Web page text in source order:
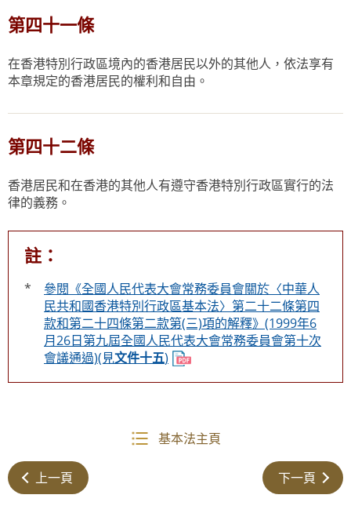
第四十一條
在香港特別行政區境內的香港居民以外的其他人，依法享有
本章規定的香港居民的權利和自由。
第四十二條
香港居民和在香港的其他人有遵守香港特別行政區實行的法
律的義務。
註：
*
參閱《全國人民代表大會常務委員會關於〈中華人
民共和國香港特別行政區基本法〉第二十二條第四
款和第二十四條第二款第(三)項的解釋》(1999年6
月26日第九屆全國人民代表大會常務委員會第十次
會議通過)(見文件十五)
基本法主頁
上一頁 下一頁